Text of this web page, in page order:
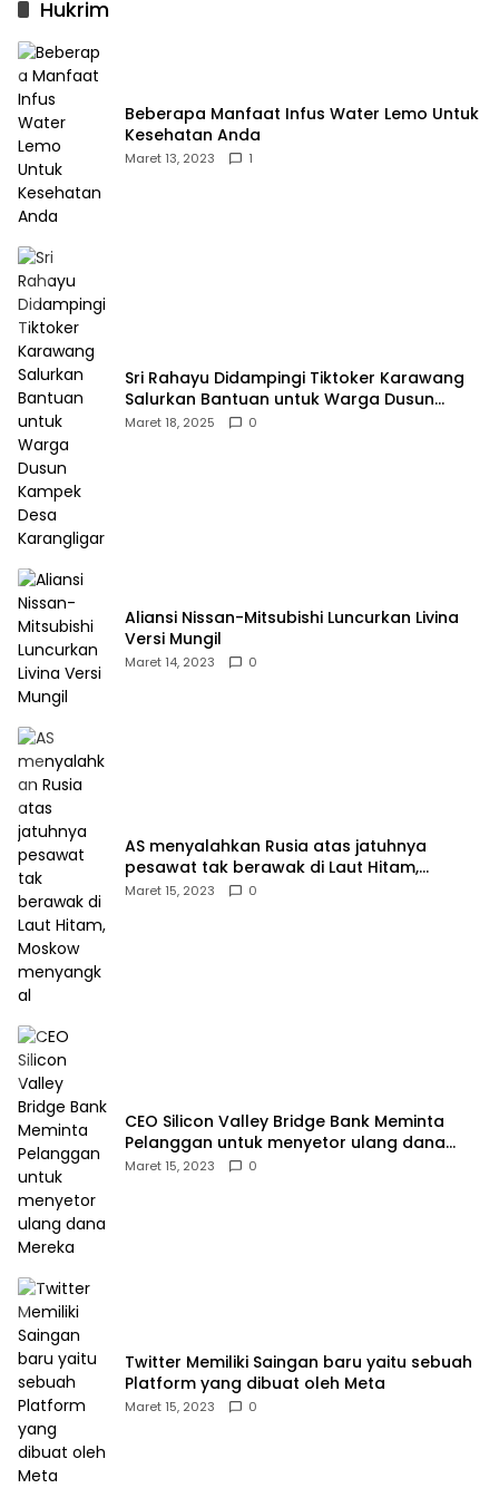
Hukrim
Beberapa Manfaat Infus Water Lemo Untuk
Kesehatan Anda
Maret 13, 2023 1
Sri Rahayu Didampingi Tiktoker Karawang
Salurkan Bantuan untuk Warga Dusun
Kampek Desa Karangligar
Maret 18, 2025 0
Aliansi Nissan-Mitsubishi Luncurkan Livina
Versi Mungil
Maret 14, 2023 0
AS menyalahkan Rusia atas jatuhnya
pesawat tak berawak di Laut Hitam,
Moskow menyangkal
Maret 15, 2023 0
CEO Silicon Valley Bridge Bank Meminta
Pelanggan untuk menyetor ulang dana
Mereka
Maret 15, 2023 0
Twitter Memiliki Saingan baru yaitu sebuah
Platform yang dibuat oleh Meta
Maret 15, 2023 0